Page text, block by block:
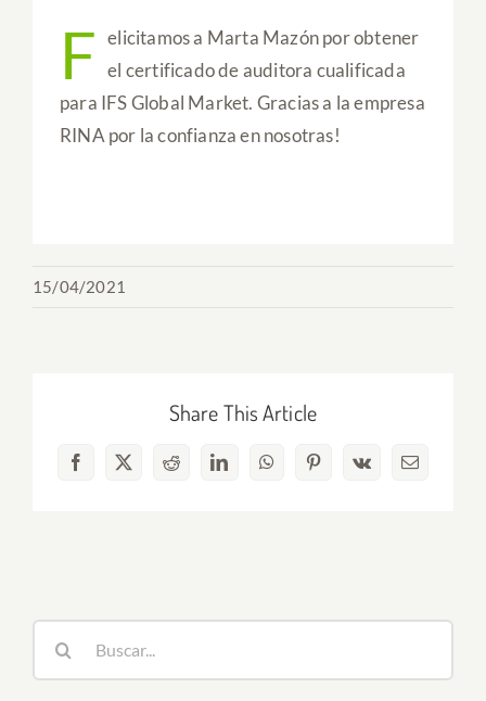
F elicitamos a Marta Mazón por obtener
el certificado de auditora cualificada
para IFS Global Market. Gracias a la empresa
RINA por la confianza en nosotras!
15/04/2021
Share This Article
Facebook
X RedditLinkedInWhatsAppPinterest
Vk
Correo